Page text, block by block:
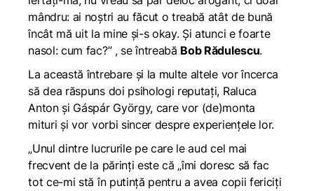
mândru: ai noștri au făcut o treabă atât de bună
încât mă uit la mine și-s okay. Și atunci e foarte
nasol: cum fac?” , se întreabă Bob Rădulescu.
La această întrebare și la multe altele vor încerca
să dea răspuns doi psihologi reputați, Raluca
Anton și Gáspár György, care vor (de)monta
mituri și vor vorbi sincer despre experiențele lor.
„Unul dintre lucrurile pe care le aud cel mai
frecvent de la părinți este că „îmi doresc să fac
tot ce-mi stă în putință pentru a avea copii fericiți